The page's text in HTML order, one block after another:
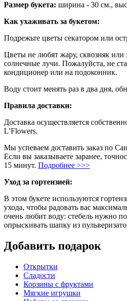
Размер букета: ширина - 30 см.,
Как ухаживать за букетом:
Подрежьте цветы секатором или
Цветы не любят жару, сквозняк или
солнечные лучи. Пожалуйста, не
кондиционер или на подоконник.
Воду стоит менять раз в два дня,
Правила доставки:
Доставка осуществляется
L’Flowers.
Мы успеваем доставить заказ по
Если вы заказываете заранее,
15 минут. Подробнее >>>
Уход за гортензией:
В этом букете используются
ухода, чтобы радовать вас
очень любит воду: стебель нужно
опрыскивать шапку из
Добавить подарок
Открытки
Сладости
Корзины с фруктами
Мягкие игрушки